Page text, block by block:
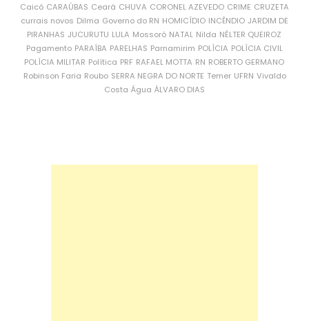
Caicó CARAÚBAS Ceará CHUVA CORONEL AZEVEDO CRIME CRUZETA
currais novos Dilma Governo do RN HOMICÍDIO INCÊNDIO JARDIM DE
PIRANHAS JUCURUTU LULA Mossoró NATAL Nilda NÉLTER QUEIROZ
Pagamento PARAÍBA PARELHAS Parnamirim POLÍCIA POLÍCIA CIVIL
POLÍCIA MILITAR Política PRF RAFAEL MOTTA RN ROBERTO GERMANO
Robinson Faria Roubo SERRA NEGRA DO NORTE Temer UFRN Vivaldo
Costa Água ÁLVARO DIAS